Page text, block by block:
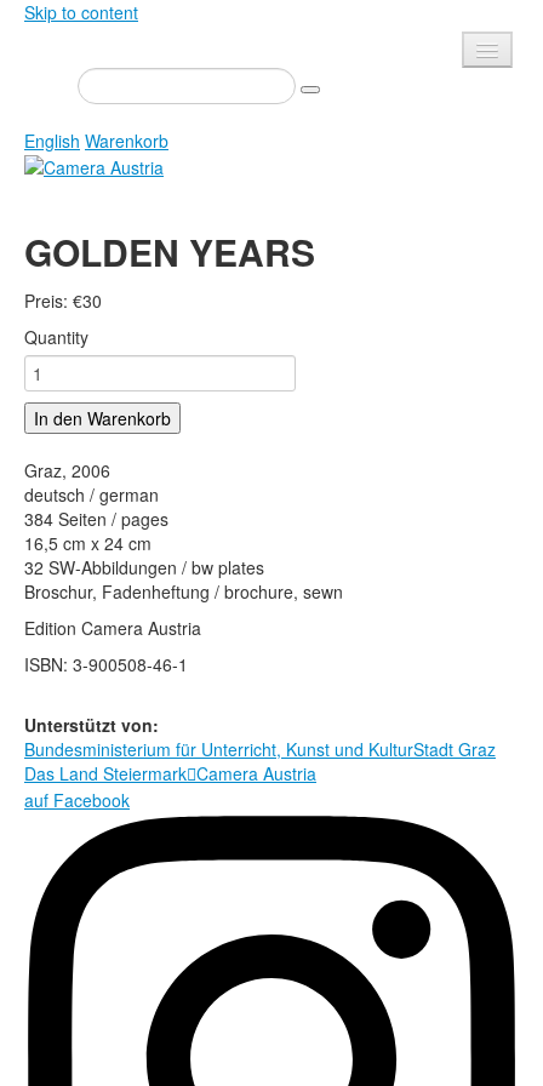
Skip to content
Presse
Veranstaltungen
Newsletter
Über uns
Ausschreibungen
Shop
Mediadaten
English Warenkorb
Zeitschrift
Ausstellungen
Bücher
Bibliothek
Camera Austria Preis
Fotoarchiv Pierre Bourdieu
Rechtliche Informationen
GOLDEN YEARS
Preis: €30
Quantity
In den Warenkorb
Graz, 2006
deutsch / german
384 Seiten / pages
16,5 cm x 24 cm
32 SW-Abbildungen / bw plates
Broschur, Fadenheftung / brochure, sewn
Edition Camera Austria
ISBN: 3-900508-46-1
Unterstützt von:
Bundesministerium für Unterricht, Kunst und KulturStadt Graz
Das Land SteiermarkCamera Austria
auf Facebook